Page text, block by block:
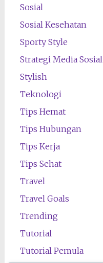
Sosial
Sosial Kesehatan
Sporty Style
Strategi Media Sosial
Stylish
Teknologi
Tips Hemat
Tips Hubungan
Tips Kerja
Tips Sehat
Travel
Travel Goals
Trending
Tutorial
Tutorial Pemula